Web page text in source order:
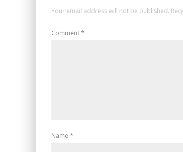
Your email address will not be published.
Comment*
Name *